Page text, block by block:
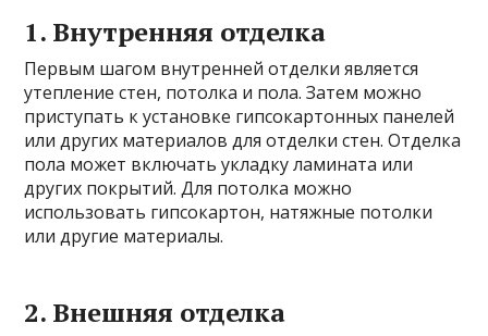
1. Внутренняя отделка
Первым шагом внутренней отделки является
утепление стен, потолка и пола. Затем можно
приступать к установке гипсокартонных панелей
или других материалов для отделки стен. Отделка
пола может включать укладку ламината или
других покрытий. Для потолка можно
использовать гипсокартон, натяжные потолки
или другие материалы.
2. Внешняя отделка